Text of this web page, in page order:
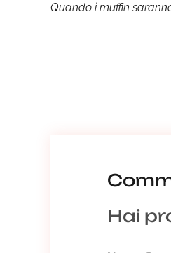
Quando i muffin
Hai